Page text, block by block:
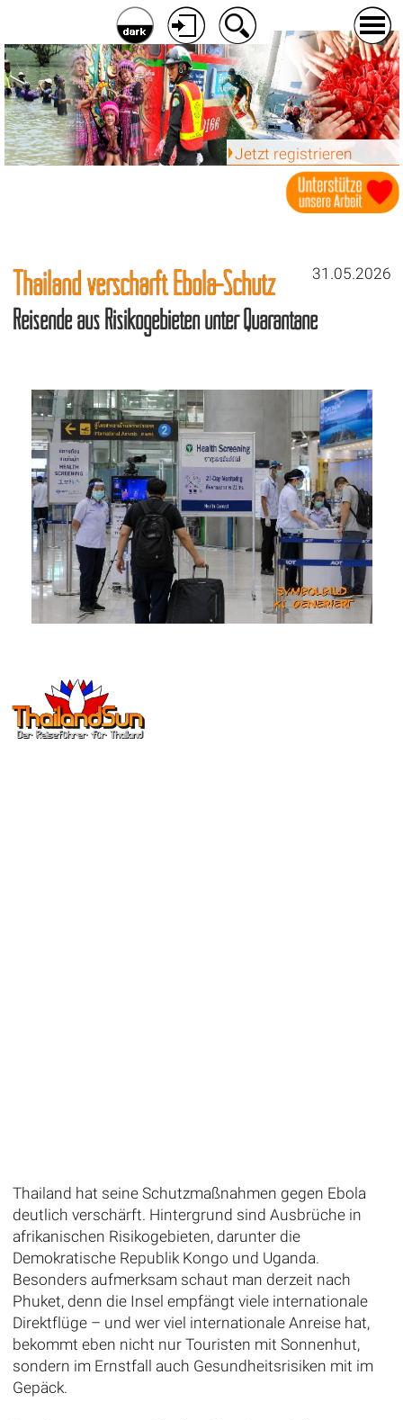
Jetzt registrieren
31.05.2026
Thailand verschärft Ebola-Schutz
Reisende aus Risikogebieten unter Quarantäne
Thailand hat seine Schutzmaßnahmen gegen Ebola
deutlich verschärft. Hintergrund sind Ausbrüche in
afrikanischen Risikogebieten, darunter die
Demokratische Republik Kongo und Uganda.
Besonders aufmerksam schaut man derzeit nach
Phuket, denn die Insel empfängt viele internationale
Direktflüge – und wer viel internationale Anreise hat,
bekommt eben nicht nur Touristen mit Sonnenhut,
sondern im Ernstfall auch Gesundheitsrisiken mit im
Gepäck.